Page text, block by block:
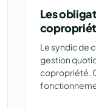
Les
Le syndic de
gestion
copropriété.